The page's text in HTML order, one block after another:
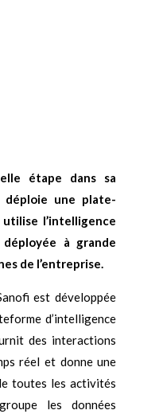
étape dans sa
une plate-
l’intelligence
à grande
de l’entreprise.
est développée
d’intelligence
des interactions
réel et donne une
toutes les activités
les données